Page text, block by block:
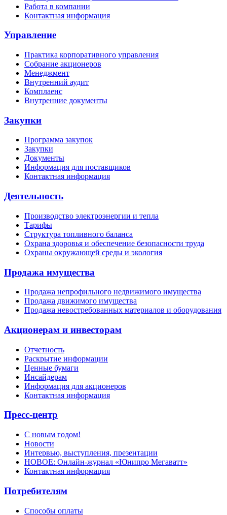
Работа в компании
Контактная информация
Управление
Практика корпоративного управления
Собрание акционеров
Менеджмент
Внутренний аудит
Комплаенс
Внутренние документы
Закупки
Программа закупок
Закупки
Документы
Информация для поставщиков
Контактная информация
Деятельность
Производство электроэнергии и тепла
Тарифы
Структура топливного баланса
Охрана здоровья и обеспечение безопасности труда
Охраны окружающей среды и экология
Продажа имущества
Продажа непрофильного недвижимого имущества
Продажа движимого имущества
Продажа невостребованных материалов и оборудования
Акционерам и инвесторам
Отчетность
Раскрытие информации
Ценные бумаги
Инсайдерам
Информация для акционеров
Контактная информация
Пресс-центр
С новым годом!
Новости
Интервью, выступления, презентации
НОВОЕ: Онлайн-журнал «Юнипро Мегаватт»
Контактная информация
Потребителям
Способы оплаты